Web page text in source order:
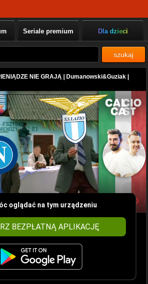
Seriale premium Dla dzieci
szukaj
NIE GRAJĄ | Dumanowski&Guziak |
oglądać na tym urządzeniu
BEZPŁATNĄ APLIKACJĘ